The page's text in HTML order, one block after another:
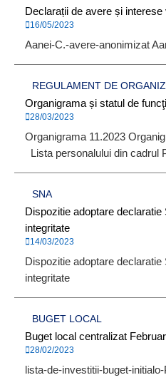
Declarații de avere și
16/05/2023
Aanei-C.-avere-anonimizat
REGULAMENT DE
Organigrama și statul de
28/03/2023
Organigrama 11.2023
Lista personalului din cadrul
SNA
Dispozitie adoptare
integritate
14/03/2023
Dispozitie adoptare
integritate
BUGET LOCAL
Buget local centralizat
28/02/2023
lista-de-investitii-buget-